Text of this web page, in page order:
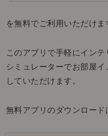
を無料でご利用いただけま
このアプリで手軽にインテ
シミュレーターでお部屋イ
していただけます。
無料アプリのダウンロード